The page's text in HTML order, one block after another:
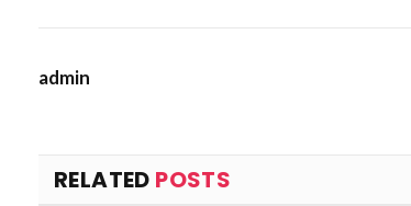
admin
RELATED POSTS